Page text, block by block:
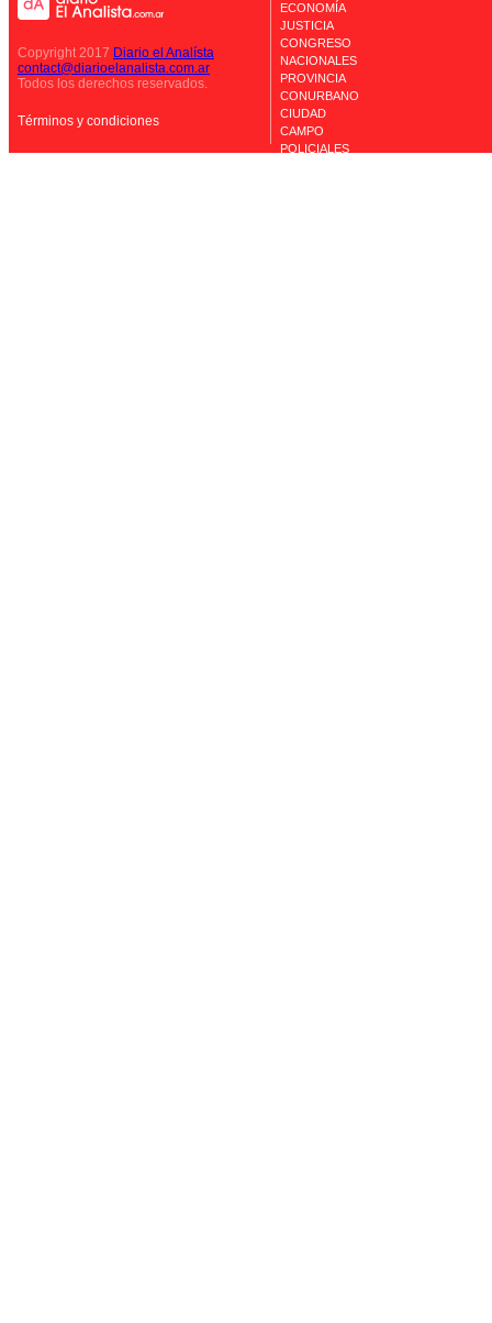
Copyright 2017 Diario el Analísta
contact@diarioelanalista.com.ar
Todos los derechos reservados.
Términos y condiciones
ECONOMÍA
JUSTICIA
CONGRESO
NACIONALES
PROVINCIA
CONURBANO
CIUDAD
CAMPO
POLICIALES